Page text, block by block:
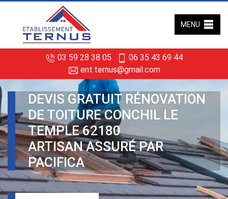
03 59 28 38 05
06 35 43 69 44
ent.ternus@gmail.com
MENU
DEVIS GRATUIT RÉNOVATION
DE TOITURE CONCHIL LE
TEMPLE 62180
ARTISAN ASSURÉ PAR
PACIFICA